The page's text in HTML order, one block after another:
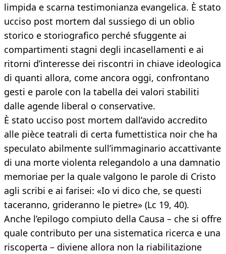
limpida e scarna testimonianza evangelica. È stato
ucciso post mortem dal sussiego di un oblio
storico e storiografico perché sfuggente ai
compartimenti stagni degli incasellamenti e ai
ritorni d’interesse dei riscontri in chiave ideologica
di quanti allora, come ancora oggi, confrontano
gesti e parole con la tabella dei valori stabiliti
dalle agende liberal o conservative.
È stato ucciso post mortem dall’avido accredito
alle pièce teatrali di certa fumettistica noir che ha
speculato abilmente sull’immaginario accattivante
di una morte violenta relegandolo a una damnatio
memoriae per la quale valgono le parole di Cristo
agli scribi e ai farisei: «Io vi dico che, se questi
taceranno, grideranno le pietre» (Lc 19, 40).
Anche l’epilogo compiuto della Causa – che si offre
quale contributo per una sistematica ricerca e una
riscoperta – diviene allora non la riabilitazione